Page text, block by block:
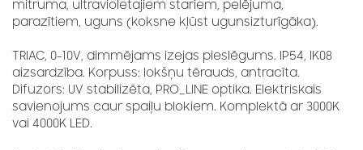
mitruma, ultravioletajiem stariem, pelējuma,
parazītiem, uguns (koksne kļūst ugunsizturīgāka).
TRIAC, 0-10V, dimmējams izejas pieslēgums. IP54, IK08
aizsardzība. Korpuss: lokšņu tērauds, antracīta.
Difuzors: UV stabilizēta, PRO_LINE optika. Elektriskais
savienojums caur spaiļu blokiem. Komplektā ar 3000K
vai 4000K LED.